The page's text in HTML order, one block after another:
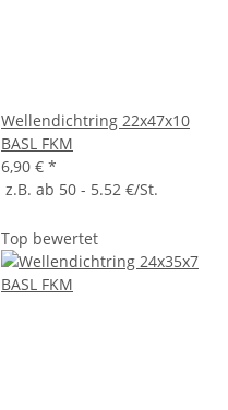
Wellendichtring 22x47x10
BASL FKM
6,90 € *
z.B. ab 50 - 5.52 €/St.
Top bewertet